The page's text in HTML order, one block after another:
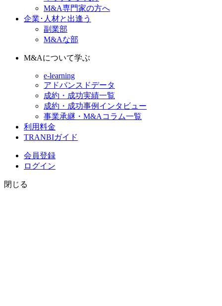
M&A専門家の方へ
企業･人材と出逢う
副業部
M&Aな部
M&Aについて学ぶ
e-learning
アドバンスドデータ
成約・成功実績一覧
成約・成功事例インタビュー
事業承継・M&Aコラム一覧
利用料金
TRANBIガイド
会員登録
ログイン
閉じる